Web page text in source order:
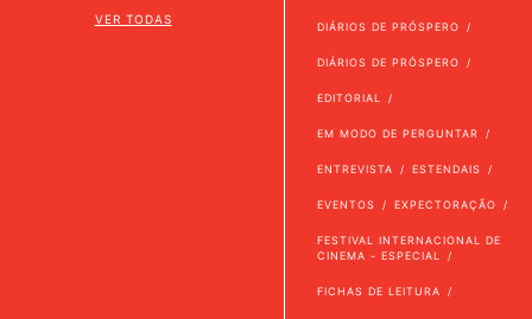
VER TODAS
DIÁRIOS DE PRÓSPERO
DIÁRIOS DE PRÓSPERO
EDITORIAL
EM MODO DE PERGUNTAR
ENTREVISTA ESTENDAIS
EVENTOS EXPECTORAÇÃO
FESTIVAL INTERNACIONAL DE
CINEMA - ESPECIAL
FICHAS DE LEITURA